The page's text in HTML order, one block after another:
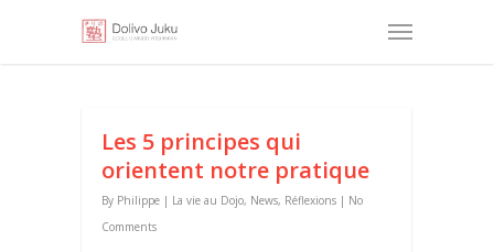
Les 5 principes qui
orientent notre pratique
By Philippe | La vie au Dojo, News, Réflexions | No
Comments